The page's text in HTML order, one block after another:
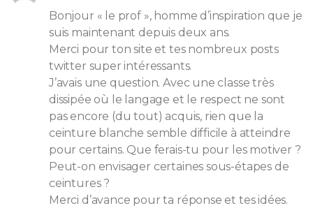
Bonjour « le prof », homme d’inspiration que je
suis maintenant depuis deux ans.
Merci pour ton site et tes nombreux posts
twitter super intéressants.
J’avais une question. Avec une classe très
dissipée où le langage et le respect ne sont
pas encore (du tout) acquis, rien que la
ceinture blanche semble difficile à atteindre
pour certains. Que ferais-tu pour les motiver ?
Peut-on envisager certaines sous-étapes de
ceintures ?
Merci d’avance pour ta réponse et tes idées.